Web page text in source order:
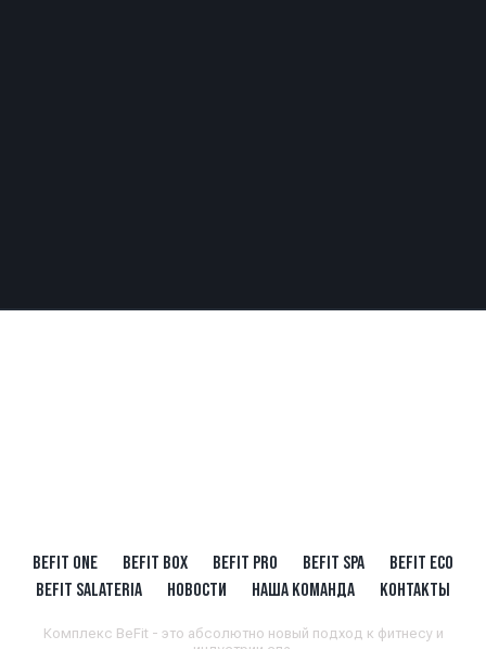
BEFIT ONE BEFIT BOX BEFIT PRO BEFIT SPA
BEFIT ECO
BEFIT SALATERIA
НОВОСТИ НАША КОМАНДА КОНТАКТЫ
Комплекс BeFit - это абсолютно новый подход к фитнесу и